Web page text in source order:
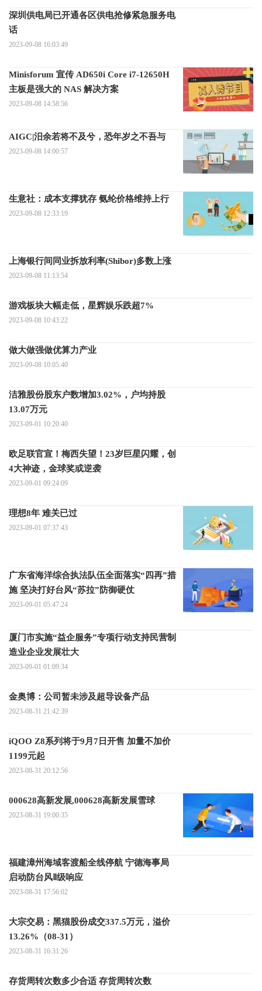
深圳供电局已开通各区供电抢修紧急服务电
话
2023-09-08 16:03:49
Minisforum 宣传 AD650i Core i7-12650H
主板是强大的 NAS 解决方案
2023-09-08 14:58:56
AIGC|汨余若将不及兮，恐年岁之不吾与
2023-09-08 14:00:57
生意社：成本支撑犹存 氨纶价格维持上行
2023-09-08 12:33:19
上海银行间同业拆放利率(Shibor)多数上涨
2023-09-08 11:13:54
游戏板块大幅走低，星辉娱乐跌超7%
2023-09-08 10:43:22
做大做强做优算力产业
2023-09-08 10:05:40
洁雅股份股东户数增加3.02%，户均持股
13.07万元
2023-09-01 10:20:40
欧足联官宣！梅西失望！23岁巨星闪耀，创
4大神迹，金球奖或逆袭
2023-09-01 09:24:09
理想8年 难关已过
2023-09-01 07:37:43
广东省海洋综合执法队伍全面落实“四再”措
施 坚决打好台风“苏拉”防御硬仗
2023-09-01 05:47:24
厦门市实施“益企服务”专项行动支持民营制
造业企业发展壮大
2023-09-01 01:09:34
金奥博：公司暂未涉及超导设备产品
2023-08-31 21:42:39
iQOO Z8系列将于9月7日开售 加量不加价
1199元起
2023-08-31 20:12:56
000628高新发展,000628高新发展雪球
2023-08-31 19:00:35
福建漳州海域客渡船全线停航 宁德海事局
启动防台风Ⅱ级响应
2023-08-31 17:56:02
大宗交易：黑猫股份成交337.5万元，溢价
13.26%（08-31）
2023-08-31 16:31:26
存货周转次数多少合适 存货周转次数